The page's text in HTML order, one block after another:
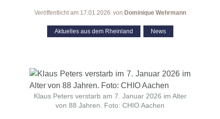
Veröffentlicht am 17.01.2026 von Dominique Wehrmann
Aktuelles aus dem Rheinland News
Klaus Peters verstarb am 7. Januar 2026 im Alter
von 88 Jahren. Foto: CHIO Aachen